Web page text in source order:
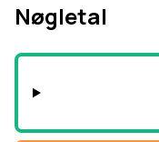
Nøgletal